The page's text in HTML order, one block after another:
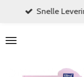
naar
Snelle